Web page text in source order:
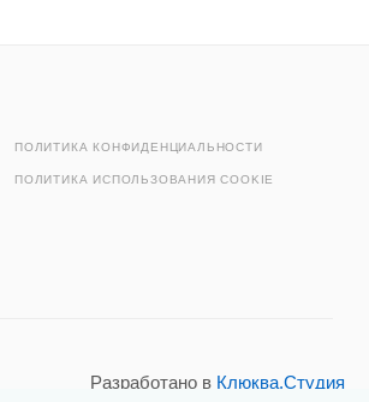
ПОЛИТИКА КОНФИДЕНЦИАЛЬНОСТИ
ПОЛИТИКА ИСПОЛЬЗОВАНИЯ COOKIE
Разработано в Клюква.Студия